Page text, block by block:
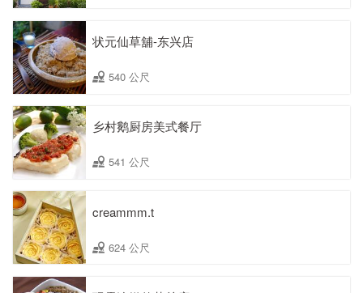
状元仙草舖-东兴店
540 公尺
乡村鹅厨房美式餐厅
541 公尺
creammm.t
624 公尺